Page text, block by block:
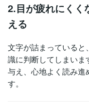
2.目が疲れにくく
える
文字が詰まっている
識に判断してしまい
与え、心地よく読み
す。